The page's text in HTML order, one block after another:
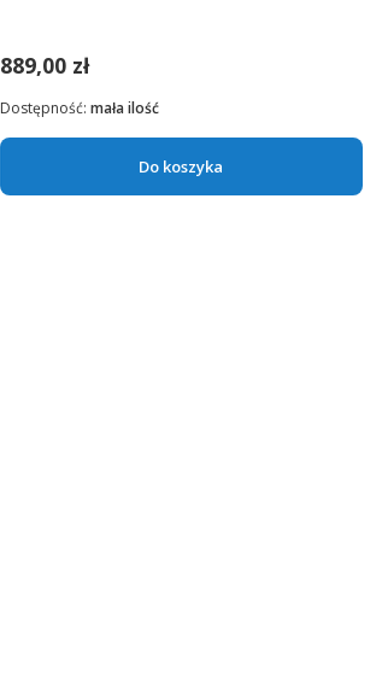
889,00 zł
Do koszyka
Dostępność: mała ilość